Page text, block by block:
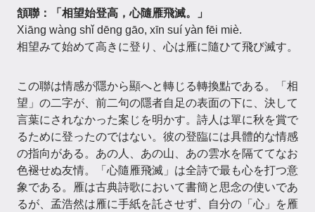
頷聯：「相望始登高，心隨雁飛滅。」
Xiāng wàng shǐ dēng gāo, xīn suí yàn fēi miè.
相望みて始めて高きに登り、心は雁に隨ひて飛び滅す。
この聯は情感が隱から顯へと轉じる轉換點である。「相
望」の二字が、前二句の隱者自足の表面の下に、決して
言葉にされなかった案じを明かす。詩人は單に秋を賞で
るために登ったのではない。彼の登臨には具體的な情感
の指向がある。あの人、あの山、あの雲水を隔ててなお
色褪せぬ友情。「心隨雁飛滅」は全詩で最も心を打つ意
象である。雁は古典詩歌において書簡と思念の使いであ
るが、孟浩然は雁に手紙を託させず、自分の「心」を雁